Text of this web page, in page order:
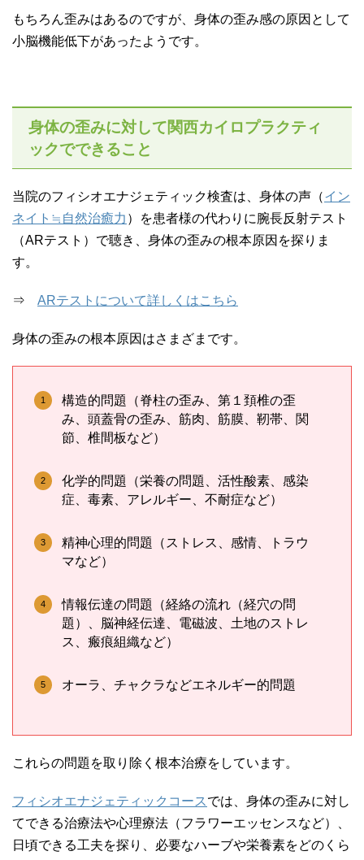
もちろん歪みはあるのですが、身体の歪み感の原因として
小脳機能低下があったようです。
身体の歪みに対して関西カイロプラクティ
ックでできること
当院のフィシオエナジェティック検査は、身体の声（イン
ネイト≒自然治癒力 ）を患者様の代わりに腕長反射テスト
（ARテスト）で聴き、身体の歪みの根本原因を探りま
す。
⇒ ARテストについて詳しくはこちら
身体の歪みの根本原因はさまざまです。
構造的問題（脊柱の歪み、第１頚椎の歪
み、頭蓋骨の歪み、筋肉、筋膜、靭帯、関
節、椎間板など）
化学的問題（栄養の問題、活性酸素、感染
症、毒素、アレルギー、不耐症など）
精神心理的問題（ストレス、感情、トラウ
マなど）
情報伝達の問題（経絡の流れ（経穴の問
題）、脳神経伝達、電磁波、土地のストレ
ス、瘢痕組織など）
オーラ、チャクラなどエネルギー的問題
これらの問題を取り除く根本治療をしています。
フィシオエナジェティックコース では、身体の歪みに対し
てできる治療法や心理療法（フラワーエッセンスなど）、
日頃できる工夫を探り、必要なハーブや栄養素をどのくら